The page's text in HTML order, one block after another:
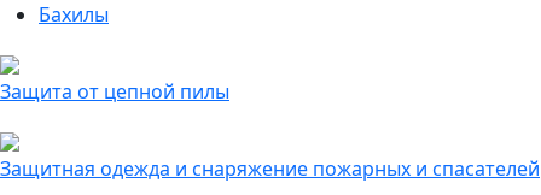
Бахилы
Защита от цепной пилы
Защитная одежда и снаряжение пожарных и спасателей